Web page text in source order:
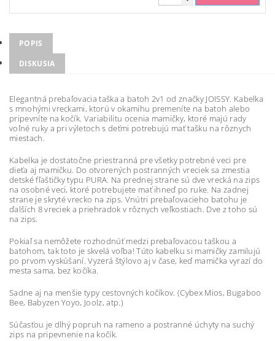
POPIS
DISKUSIA
Elegantná prebaľovacia taška a batoh 2v1 od značky JOISSY. Kabelka
s mnohými vreckami, ktorú v okamihu premeníte na batoh alebo
pripevníte na kočík. Variabilitu ocenia mamičky, ktoré majú rady
voľné ruky a pri výletoch s deťmi potrebujú mať tašku na rôznych
miestach.
Kabelka je dostatočne priestranná pre všetky potrebné veci pre
dieťa aj mamičku. Do otvorených postranných vreciek sa zmestia
detské fľaštičky typu PURA. Na prednej strane sú dve vrecká na zips
na osobné veci, ktoré potrebujete mať ihneď po ruke. Na zadnej
strane je skryté vrecko na zips. Vnútri prebaľovacieho batohu je
ďalších 8 vreciek a priehradok v rôznych veľkostiach. Dve z toho sú
na zips.
Pokiaľ sa nemôžete rozhodnúť medzi prebaľovacou taškou a
batohom, tak toto je skvelá voľba! Túto kabelku si mamičky zamilujú
po prvom vyskúšaní. Vyzerá štýlovo aj v čase, keď mamička vyrazí do
mesta sama, bez kočíka.
Sadne aj na menšie typy cestovných kočíkov. (Cybex Mios, Bugaboo
Bee, Babyzen Yoyo, Joolz, atp.)
Súčasťou je dlhý popruh na rameno a postranné úchyty na suchý
zips na pripevnenie na kočík.